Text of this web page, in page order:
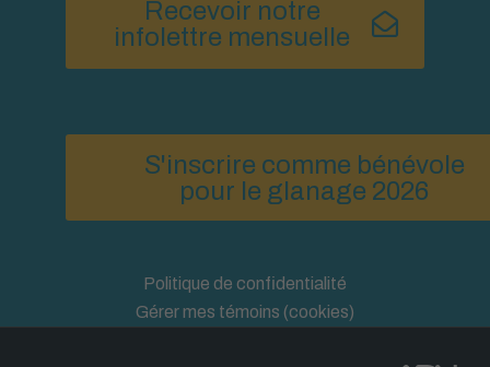
Recevoir notre
infolettre mensuelle
S'inscrire comme bénévole
pour le glanage 2026
Politique de confidentialité
Gérer mes témoins (cookies)